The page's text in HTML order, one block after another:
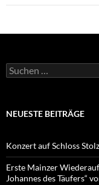
Suchen
nach:
NEUESTE BEITRÄGE
Konzert auf Schloss
Erste Mainzer
Johannes des Täufers“